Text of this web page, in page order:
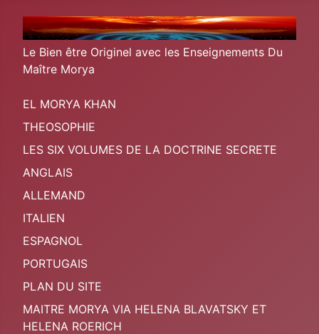
Le Bien être Originel avec les Enseignements Du
Maître Morya
EL MORYA KHAN
THEOSOPHIE
LES SIX VOLUMES DE LA DOCTRINE SECRETE
ANGLAIS
ALLEMAND
ITALIEN
ESPAGNOL
PORTUGAIS
PLAN DU SITE
MAITRE MORYA VIA HELENA BLAVATSKY ET
HELENA ROERICH